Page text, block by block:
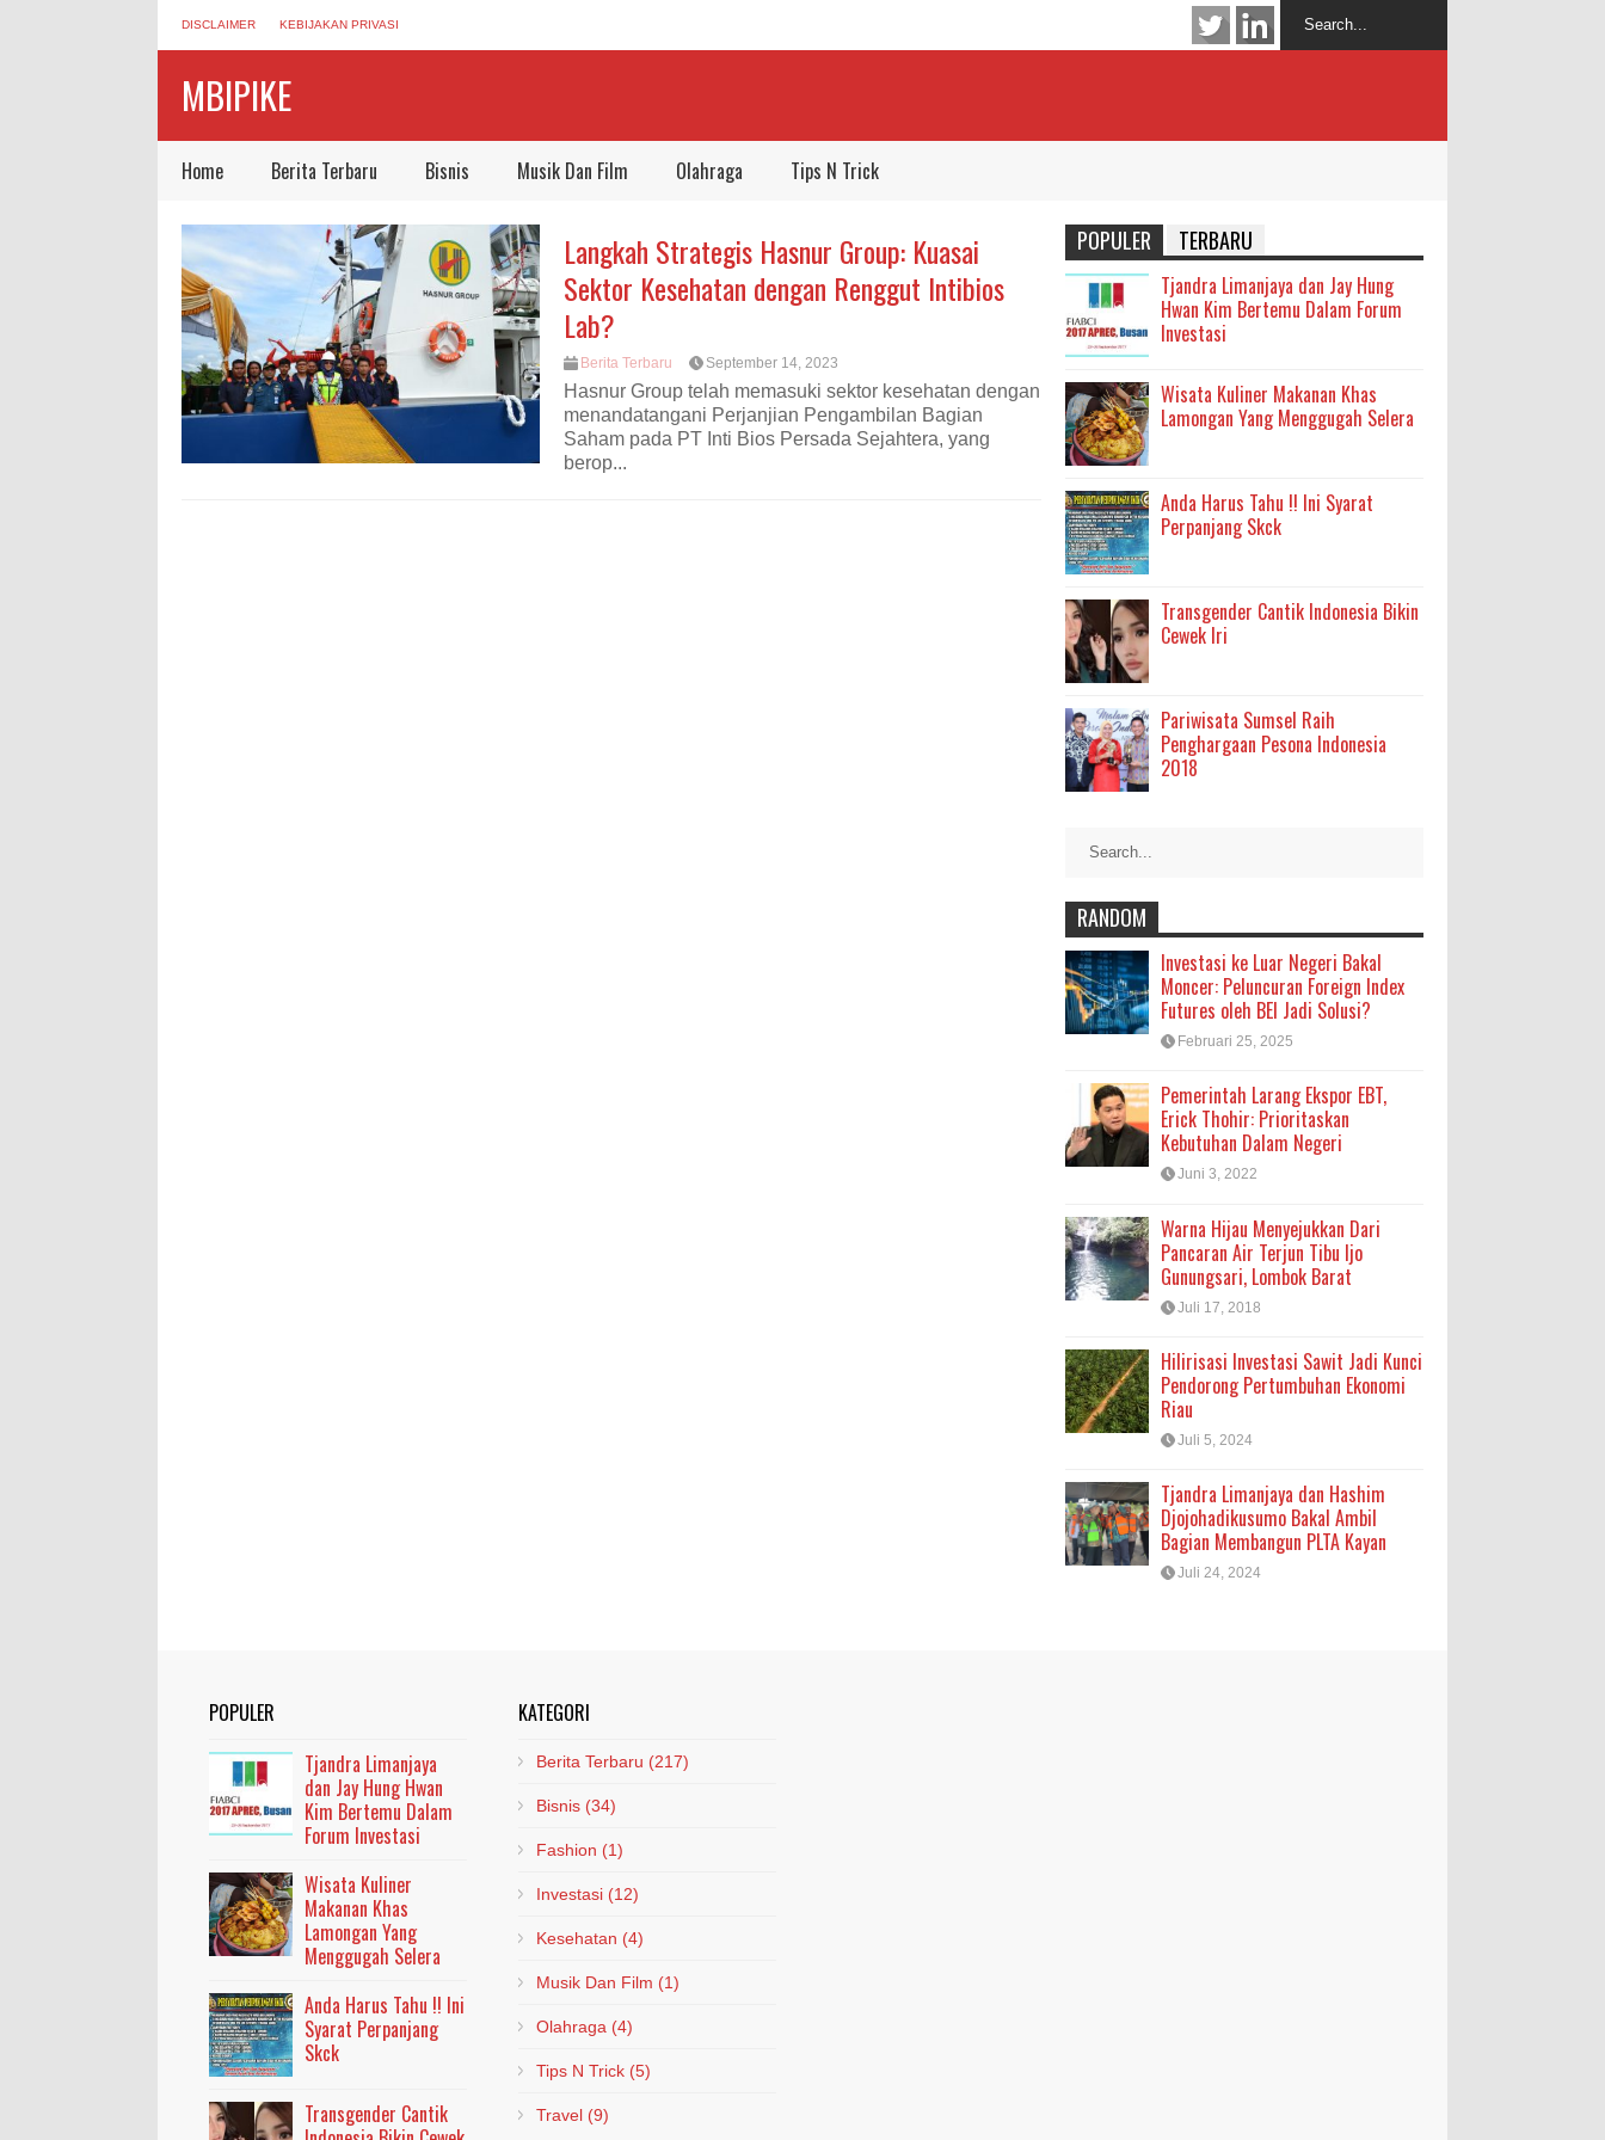
DISCLAIMER KEBIJAKAN PRIVASI
MBIPIKE
Home Berita Terbaru Bisnis Musik Dan Film Olahraga Tips N Trick
Langkah Strategis Hasnur Group: Kuasai
Sektor Kesehatan dengan Renggut Intibios
Lab?
Berita Terbaru September 14, 2023
Hasnur Group telah memasuki sektor kesehatan dengan
menandatangani Perjanjian Pengambilan Bagian
Saham pada PT Inti Bios Persada Sejahtera, yang
berop...
POPULER TERBARU
Tjandra Limanjaya dan Jay Hung
Hwan Kim Bertemu Dalam Forum
Investasi
Wisata Kuliner Makanan Khas
Lamongan Yang Menggugah Selera
Anda Harus Tahu !! Ini Syarat
Perpanjang Skck
Transgender Cantik Indonesia Bikin
Cewek Iri
Pariwisata Sumsel Raih
Penghargaan Pesona Indonesia
2018
RANDOM
Investasi ke Luar Negeri Bakal
Moncer: Peluncuran Foreign Index
Futures oleh BEI Jadi Solusi?
Februari 25, 2025
Pemerintah Larang Ekspor EBT,
Erick Thohir: Prioritaskan
Kebutuhan Dalam Negeri
Juni 3, 2022
Warna Hijau Menyejukkan Dari
Pancaran Air Terjun Tibu Ijo
Gunungsari, Lombok Barat
Juli 17, 2018
Hilirisasi Investasi Sawit Jadi Kunci
Pendorong Pertumbuhan Ekonomi
Riau
Juli 5, 2024
Tjandra Limanjaya dan Hashim
Djojohadikusumo Bakal Ambil
Bagian Membangun PLTA Kayan
Juli 24, 2024
POPULER
Tjandra Limanjaya
dan Jay Hung Hwan
Kim Bertemu Dalam
Forum Investasi
Wisata Kuliner
Makanan Khas
Lamongan Yang
Menggugah Selera
Anda Harus Tahu !! Ini
Syarat Perpanjang
Skck
Transgender Cantik
KATEGORI
Berita Terbaru (217)
Bisnis (34)
Fashion (1)
Investasi (12)
Kesehatan (4)
Musik Dan Film (1)
Olahraga (4)
Tips N Trick (5)
Travel (9)